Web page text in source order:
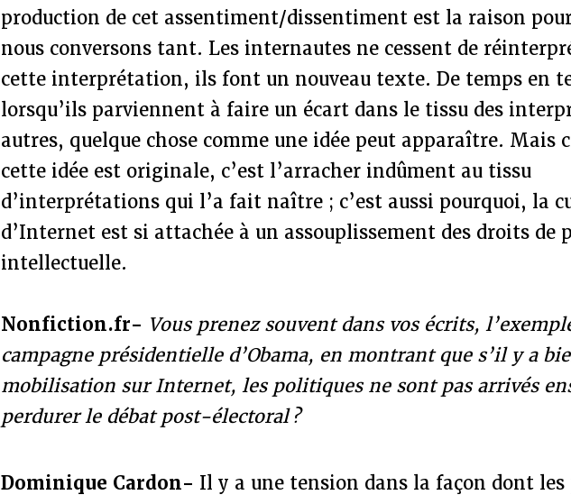
production de cet assentiment/dissentiment est la raison
nous conversons tant. Les internautes ne cessent de
cette interprétation, ils font un nouveau texte. De temps en
lorsqu’ils parviennent à faire un écart dans le tissu des
autres, quelque chose comme une idée peut apparaître. Mais
cette idée est originale, c’est l’arracher indûment au tissu
d’interprétations qui l’a fait naître ; c’est aussi pourquoi, la
d’Internet est si attachée à un assouplissement des droits de
intellectuelle.
Nonfiction.fr- Vous prenez souvent dans vos écrits,
campagne présidentielle d’Obama, en montrant que s’il y a
mobilisation sur Internet, les politiques ne sont pas arrivés
perdurer le débat post-électoral ?
Dominique Cardon- Il y a une tension dans la façon dont